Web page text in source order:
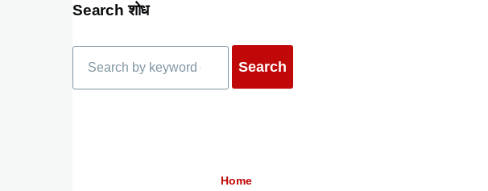
Search शोध
Breadcrumb
Home